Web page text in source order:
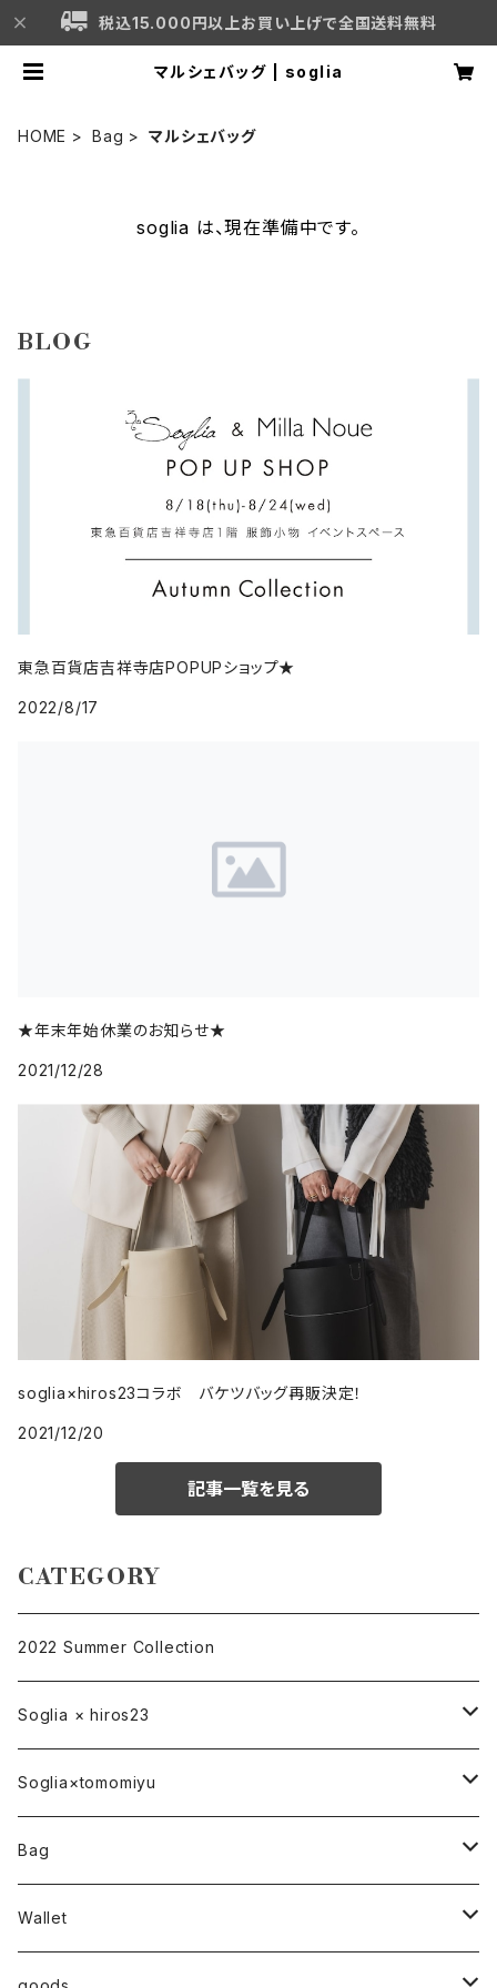
税込15.000円以上お買い上げで全国送料無料
マルシェバッグ | soglia
HOME Bag マルシェバッグ
soglia は、現在準備中です。
BLOG
東急百貨店吉祥寺店POPUPショップ★
2022/8/17
★年末年始休業のお知らせ★
2021/12/28
soglia×hiros23コラボ バケツバッグ再販決定！
2021/12/20
記事一覧を見る
CATEGORY
2022 Summer Collection
Soglia × hiros23
バッグ
ポーチ
ベルト
Soglia×tomomiyu
bag
Bag
ハンドバッグ
Wallet